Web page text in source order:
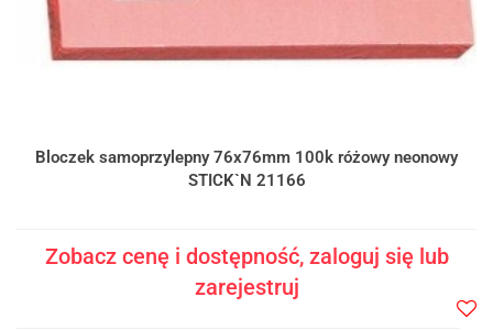
Bloczek samoprzylepny 76x76mm 100k różowy neonowy
STICK`N 21166
Zobacz cenę i dostępność, zaloguj się lub
zarejestruj